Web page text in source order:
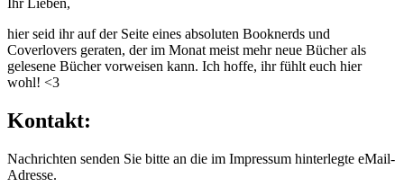
hier seid ihr auf der Seite eines absoluten Booknerds und
Coverlovers geraten, der im Monat meist mehr neue Bücher als
gelesene Bücher vorweisen kann. Ich hoffe, ihr fühlt euch hier
wohl! <3
Kontakt:
Nachrichten senden Sie bitte an die im Impressum hinterlegte eMail-
Adresse.